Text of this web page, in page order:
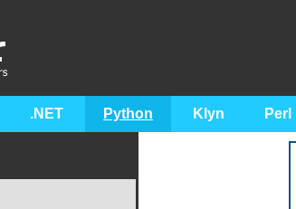
.NET Python Klyn Perl